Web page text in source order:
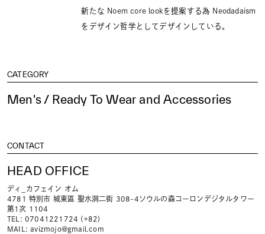
新たな Noem core lookを提案する為 Neodadaism
をデザイン哲学としてデザインしている。
CATEGORY
Men's / Ready To Wear and Accessories
CONTACT
HEAD OFFICE
ディ_カフェイン オム
4781 特別市 城東區 聖水洞二街 308-4ソウルの森コーロンデジタルタワー
第1次 1104
TEL: 07041221724 (+82)
MAIL:avizmojo@gmail.com